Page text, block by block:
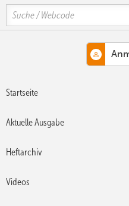
MENÜ
Webinare
Search
Startseite
Aktuelle Ausgabe
Heftarchiv
Videos